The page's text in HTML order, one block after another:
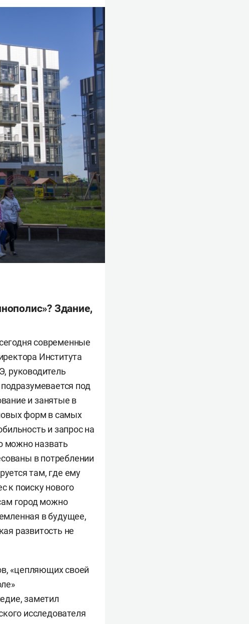
Здание,
современные
Института
руководитель
под
и занятые в
форм в самых
и запрос на
можно назвать
в потреблении
там, где ему
к поиску нового
город можно
в будущее,
развитость не
«цепляющих своей
заметил
исследователя